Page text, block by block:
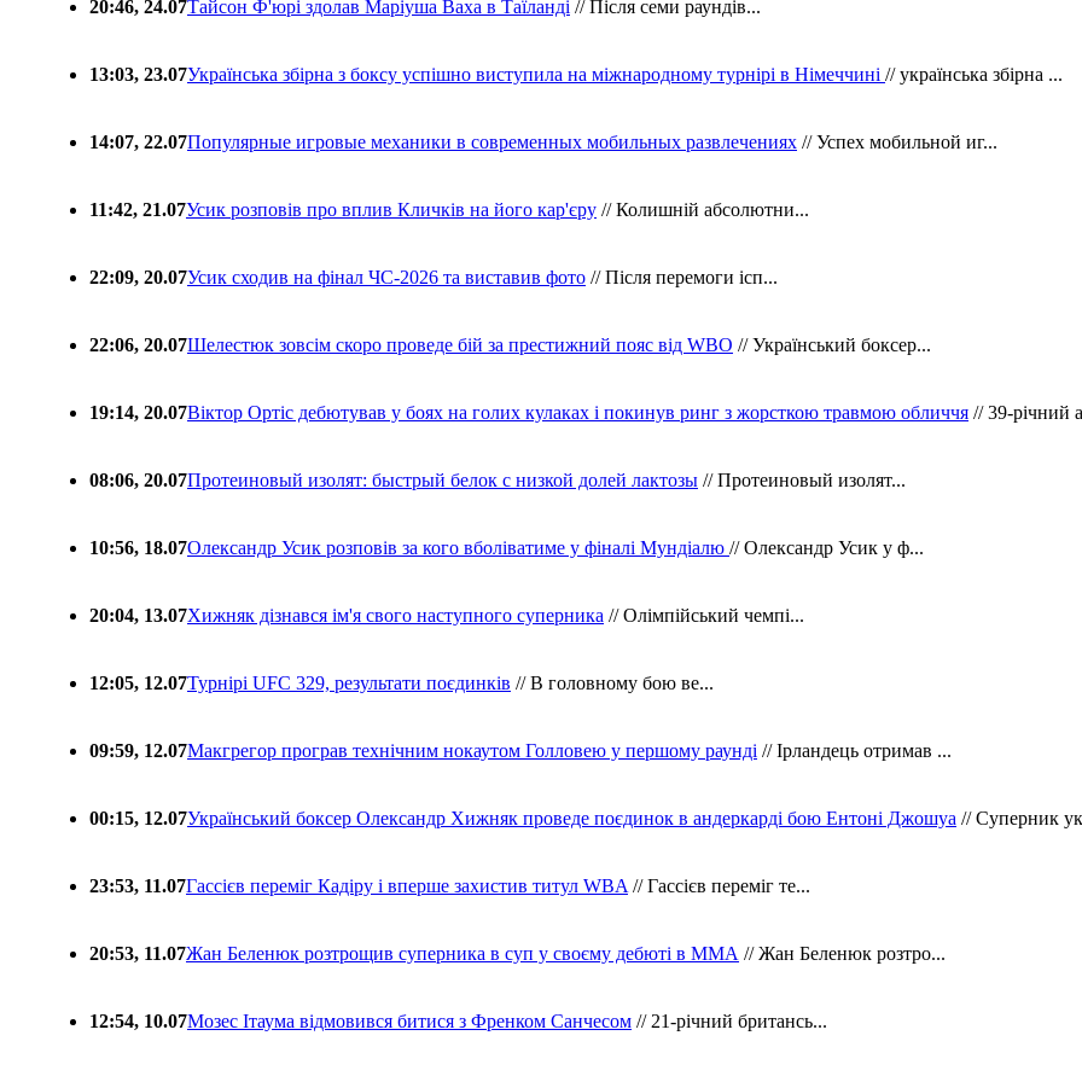
20:46, 24.07Тайсон Ф'юрі здолав Маріуша Ваха в Таїланді // Після семи раундів...
13:03, 23.07Українська збірна з боксу успішно виступила на міжнародному турнірі в Німеччині // українська збірна ...
14:07, 22.07Популярные игровые механики в современных мобильных развлечениях // Успех мобильной иг...
11:42, 21.07Усик розповів про вплив Кличків на його кар'єру // Колишній абсолютни...
22:09, 20.07Усик сходив на фінал ЧС-2026 та виставив фото // Після перемоги ісп...
22:06, 20.07Шелестюк зовсім скоро проведе бій за престижний пояс від WBO // Український боксер...
19:14, 20.07Віктор Ортіс дебютував у боях на голих кулаках і покинув ринг з жорсткою травмою обличчя // 39-річний
08:06, 20.07Протеиновый изолят: быстрый белок с низкой долей лактозы // Протеиновый изолят...
10:56, 18.07Олександр Усик розповів за кого вболіватиме у фіналі Мундіалю // Олександр Усик у ф...
20:04, 13.07Хижняк дізнався ім'я свого наступного суперника // Олімпійський чемпі...
12:05, 12.07Турнірі UFC 329, результати поєдинків // В головному бою ве...
09:59, 12.07Макгрегор програв технічним нокаутом Голловею у першому раунді // Ірландець отримав ...
00:15, 12.07Український боксер Олександр Хижняк проведе поєдинок в андеркарді бою Ентоні Джошуа // Суперник
23:53, 11.07Гассієв переміг Кадіру і вперше захистив титул WBA // Гассієв переміг те...
20:53, 11.07Жан Беленюк розтрощив суперника в суп у своєму дебюті в ММА // Жан Беленюк розтро...
12:54, 10.07Мозес Ітаума відмовився битися з Френком Санчесом // 21-річний британсь...